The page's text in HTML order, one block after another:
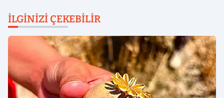
İLGINIZI ÇEKEBILIR